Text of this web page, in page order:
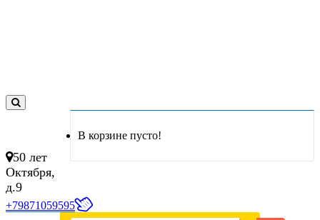
В корзине пусто!
50 лет
Октября,
д.9
+79871059595